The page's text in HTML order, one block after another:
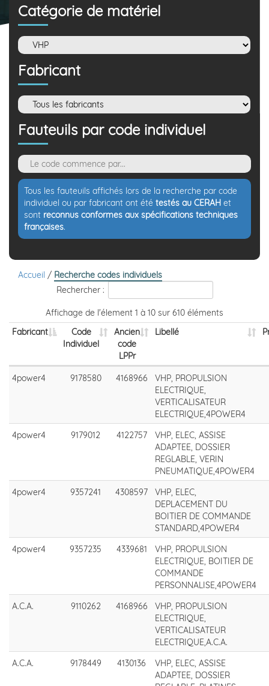
Catégorie de matériel
Fabricant
Fauteuils par code individuel
Tous les fauteuils affichés lors de la recherche par code
individuel ou par fabricant ont été testés au CERAH et
sont reconnus conformes aux spécifications techniques
françaises.
Accueil / Recherche codes individuels
Rechercher :
Affichage de l'élement 1 à 10 sur 610 éléments
Fabricant
Code
Individuel
Ancien
code
LPPr
Libellé
4power4 9178580 4168966
VHP, PROPULSION
ELECTRIQUE,
VERTICALISATEUR
ELECTRIQUE,4POWER4
4power4
9179012 4122757
VHP, ELEC, ASSISE
ADAPTEE, DOSSIER
REGLABLE, VERIN
PNEUMATIQUE,4POWER4
4power4
9357241 4308597
VHP, ELEC,
DEPLACEMENT DU
BOITIER DE COMMANDE
STANDARD,4POWER4
4power4
9357235 4339681
VHP, PROPULSION
ELECTRIQUE, BOITIER DE
COMMANDE
PERSONNALISE,4POWER4
A.C.A.
9110262 4168966
VHP, PROPULSION
ELECTRIQUE,
VERTICALISATEUR
ELECTRIQUE,A.C.A.
A.C.A.
9178449 4130136
VHP, ELEC, ASSISE
ADAPTEE, DOSSIER